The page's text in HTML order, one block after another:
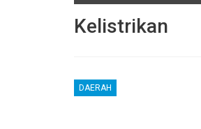
Kelistrikan
DAERAH